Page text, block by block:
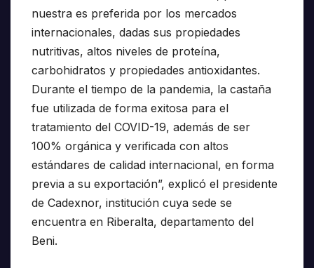
nuestra es preferida por los mercados
internacionales, dadas sus propiedades
nutritivas, altos niveles de proteína,
carbohidratos y propiedades antioxidantes.
Durante el tiempo de la pandemia, la castaña
fue utilizada de forma exitosa para el
tratamiento del COVID-19, además de ser
100% orgánica y verificada con altos
estándares de calidad internacional, en forma
previa a su exportación”, explicó el presidente
de Cadexnor, institución cuya sede se
encuentra en Riberalta, departamento del
Beni.